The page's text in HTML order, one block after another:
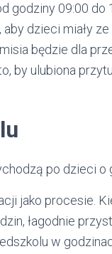
godziny 09:00 do
dzieci miały
będzie dla
by ulubiona
po dzieci o
jako procesie.
łagodnie
w